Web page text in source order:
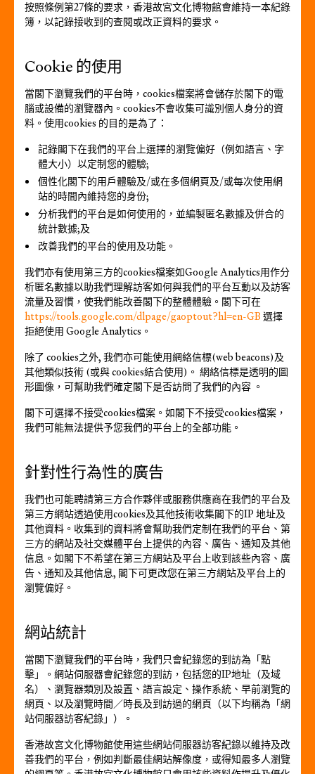
按照條例第27條的要求，香港故宮文化博物館會維持一本紀錄
簿，以記錄接收到的查閱或改正資料的要求。
Cookie 的使用
當閣下瀏覽我們的平台時，cookies檔案將會儲存於閣下的電
腦或設備的瀏覽器內。cookies不會收集可識別個人身分的資
料。使用cookies 的目的是為了：
記錄閣下在我們的平台上選擇的瀏覽偏好（例如語言、字
體大小）以定制您的體驗;
個性化閣下的用戶體驗及/或在多個網頁及/或每次使用網
站的時間內維持您的身份;
分析我們的平台是如何使用的，並編製匿名數據及併合的
統計數據;及
改善我們的平台的使用及功能。
我們亦有使用第三方的cookies檔案如Google Analytics用作分
析匿名數據以助我們理解訪客如何與我們的平台互動以及訪客
流量及習慣，使我們能改善閣下的整體體驗。閣下可在
https://tools.google.com/dlpage/gaoptout?hl=en-GB 選擇
拒絕使用 Google Analytics。
除了 cookies之外, 我們亦可能使用網絡信標(web beacons)及
其他類似技術 (或與 cookies結合使用)。 網絡信標是透明的圖
形圖像，可幫助我們確定閣下是否訪問了我們的內容 。
閣下可選擇不接受cookies檔案。如閣下不接受cookies檔案，
我們可能無法提供予您我們的平台上的全部功能。
針對性行為性的廣告
我們也可能聘請第三方合作夥伴或服務供應商在我們的平台及
第三方網站透過使用cookies及其他技術收集閣下的IP 地址及
其他資料。收集到的資料將會幫助我們定制在我們的平台、第
三方的網站及社交媒體平台上提供的內容、廣告、通知及其他
信息。如閣下不希望在第三方網站及平台上收到該些內容、廣
告、通知及其他信息, 閣下可更改您在第三方網站及平台上的
瀏覽偏好。
網站統計
當閣下瀏覽我們的平台時，我們只會紀錄您的到訪為「點
擊」。網站伺服器會紀錄您的到訪，包括您的IP地址（及域
名）、瀏覽器類別及設置、語言設定、操作系統、早前瀏覽的
網頁、以及瀏覽時間／時長及到訪過的網頁（以下均稱為「網
站伺服器訪客紀錄」）。
香港故宮文化博物館使用這些網站伺服器訪客紀錄以維持及改
善我們的平台，例如判斷最佳網站解像度，或得知最多人瀏覽